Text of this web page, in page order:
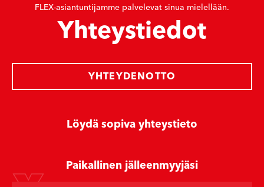
FLEX-asiantuntijamme palvelevat sinua mielellään.
Yhteystiedot
Löydä sopiva yhteystieto
YHTEYDENOTTO
Paikallinen jälleenmyyjäsi